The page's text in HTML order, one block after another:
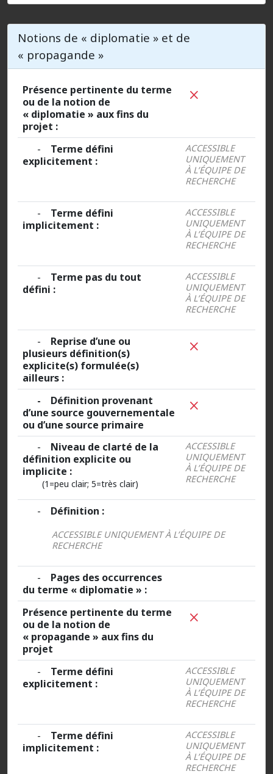
Notions de « diplomatie » et de
« propagande »
Présence pertinente du terme
ou de la notion de
« diplomatie » aux fins du
projet :
- Terme défini
explicitement :
ACCESSIBLE
UNIQUEMENT
À L’ÉQUIPE DE
RECHERCHE
- Terme défini
implicitement :
ACCESSIBLE
UNIQUEMENT
À L’ÉQUIPE DE
RECHERCHE
- Terme pas du tout
défini :
ACCESSIBLE
UNIQUEMENT
À L’ÉQUIPE DE
RECHERCHE
- Reprise d’une ou
plusieurs définition(s)
explicite(s) formulée(s)
ailleurs :
- Définition provenant
d’une source gouvernementale
ou d’une source primaire
- Niveau de clarté de la
définition explicite ou
implicite :
(1=peu clair; 5=très clair)
ACCESSIBLE
UNIQUEMENT
À L’ÉQUIPE DE
RECHERCHE
- Définition :
ACCESSIBLE UNIQUEMENT À L’ÉQUIPE DE
RECHERCHE
- Pages des occurrences
du terme « diplomatie » :
Présence pertinente du terme
ou de la notion de
« propagande » aux fins du
projet
- Terme défini
explicitement :
ACCESSIBLE
UNIQUEMENT
À L’ÉQUIPE DE
RECHERCHE
- Terme défini
implicitement :
ACCESSIBLE
UNIQUEMENT
À L’ÉQUIPE DE
RECHERCHE